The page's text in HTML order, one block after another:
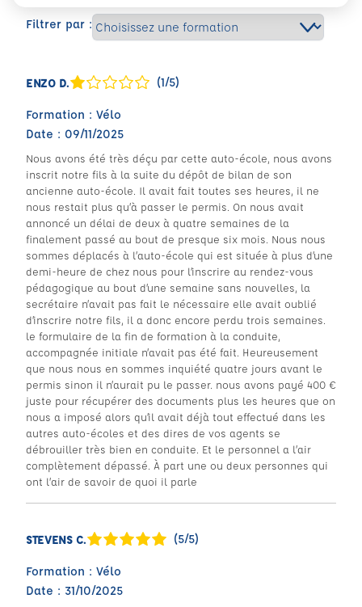
Filtrer par :
ENZO D. (1/5)
Formation : Vélo
Date : 09/11/2025
Nous avons été très déçu par cette auto-école, nous avons
inscrit notre fils à la suite du dépôt de bilan de son
ancienne auto-école. Il avait fait toutes ses heures, il ne
nous restait plus qu’à passer le permis. On nous avait
annoncé un délai de deux à quatre semaines de la
finalement passé au bout de presque six mois. Nous nous
sommes déplacés à l’auto-école qui est située à plus d’une
demi-heure de chez nous pour l’inscrire au rendez-vous
pédagogique au bout d’une semaine sans nouvelles, la
secrétaire n’avait pas fait le nécessaire elle avait oublié
d’inscrire notre fils, il a donc encore perdu trois semaines.
le formulaire de la fin de formation à la conduite,
accompagnée initiale n’avait pas été fait. Heureusement
que nous nous en sommes inquiété quatre jours avant le
permis sinon il n’aurait pu le passer. nous avons payé 400 €
juste pour récupérer des documents plus les heures que on
nous a imposé alors qu’il avait déjà tout effectué dans les
autres auto-écoles et des dires de vos agents se
débrouiller très bien en conduite. Et le personnel a l’air
complètement dépassé. À part une ou deux personnes qui
ont l’air de savoir de quoi il parle
STEVENS C. (5/5)
Formation : Vélo
Date : 31/10/2025